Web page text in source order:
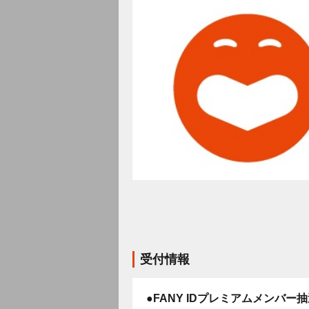
受付情報
●FANY IDプレミアムメンバー